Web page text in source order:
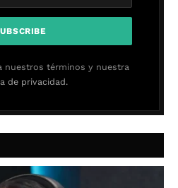
nuestros términos y nuestra
de privacidad.